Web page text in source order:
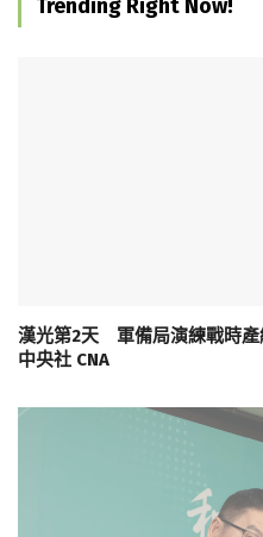
Trending Right Now!
漢光第2天 軍備局演練戰時
中央社 CNA